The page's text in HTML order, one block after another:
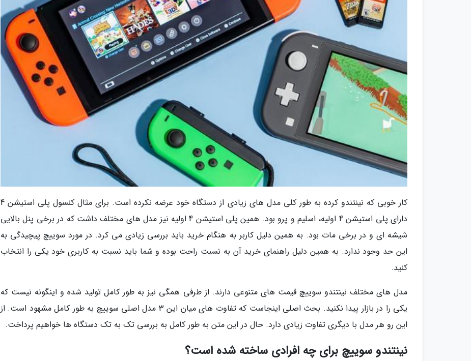
کار خوبی که نینتندو کرده به طور کلی مدل های زیادی از دستگاه خود عرضه نکرده است. برای مثال کنسول پلی استیشن 4
دارای پلی استیشن 4 اولیه، اسلیم و پرو بود. همین پلی استیشن 4 اولیه نیز مدل های مختلف داشت که در برخی پنل بالایی
شیشه ای و در برخی مات بود. به همین دلیل کاربر به هنگام خرید باید بررسی زیادی می کرد. در مورد سوییچ پیچیدگی به
این حد وجود ندارد. به همین دلیل راهنمای خرید آن به نسبت راحت بوده و شما باید نسبت به کاربری خود یکی را انتخاب
کنید.
مدل های مختلف نینتندو سوییچ قیمت های متنوعی دارند. از طرفی همگی نیز به طور کامل تولید شده و اینگونه نیست که
یکی را در بازار پیدا نکنید. بحث اصلی اینجاست که تفاوت های میان این 3 مدل اصلی سوییچ به طور کامل مشهود است. از
این رو هر مدل با دیگری تفاوت زیادی دارد. حال در این متن به طور کامل به بررسی تک به تک دستگاه ها خواهیم پرداخت.
نینتندو سوییچ برای چه افرادی ساخته شده است؟